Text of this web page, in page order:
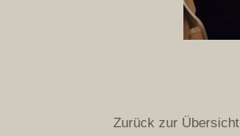
Zurück zur Übersicht